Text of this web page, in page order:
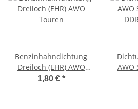
Benzinhahndichtung
Dreiloch (EHR) AWO
Touren
1,80 € *
AWO